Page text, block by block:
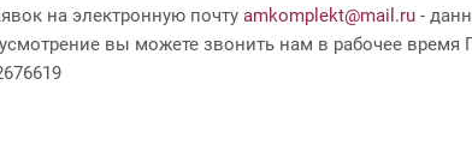
на электронную почту amkomplekt@mail.ru -
вы можете звонить нам в рабочее